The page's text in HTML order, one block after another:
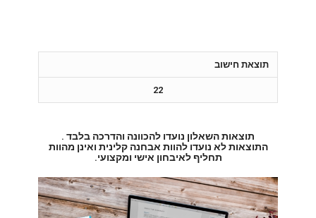
תוצאת חישוב
22
תוצאות השאלון נועדו להכוונה והדרכה בלבד .
התוצאות לא נועדו להוות אבחנה קלינית ואינן מהוות
תחליף לאיבחון אישי ומקצועי.